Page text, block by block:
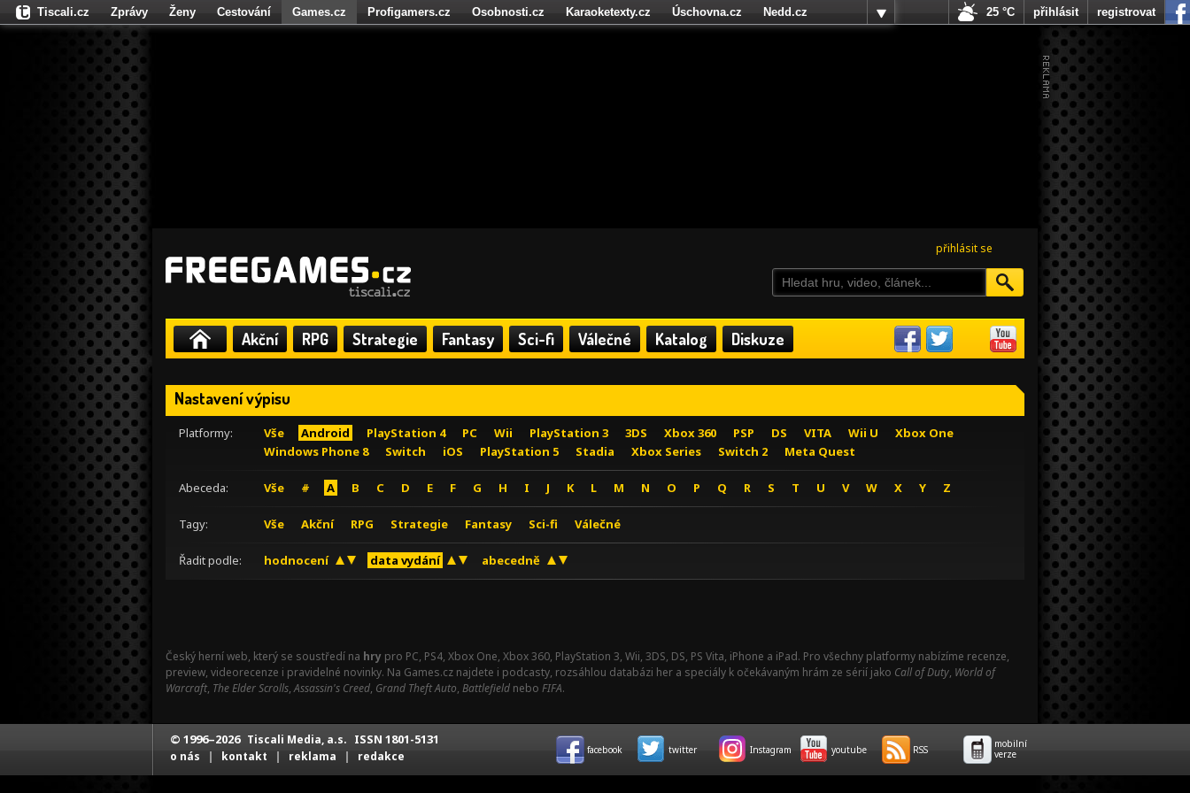
přihlásit se
Akční RPG Strategie Fantasy Sci-fi Válečné Katalog Diskuze
Nastavení výpisu
Platformy: Vše Android PlayStation 4 PC Wii PlayStation 3 3DS Xbox 360 PSP DS VITA Wii U
Xbox One
Windows Phone 8
Switch iOS PlayStation 5 Stadia Xbox Series Switch 2 Meta Quest
Abeceda: Vše # A B C D E F G H I J K L M N O P Q R S T U V W X Y Z
Tagy: Vše Akční RPG Strategie Fantasy Sci-fi Válečné
Řadit podle: hodnocení data vydání abecedně
Český herní web, který se soustředí na hry pro PC, PS4, Xbox One, Xbox 360, PlayStation 3, Wii, 3DS, DS, PS Vita, iPhone a iPad. Pro všechny platformy nabízíme recenze,
preview, videorecenze i pravidelné novinky. Na Games.cz najdete i podcasty, rozsáhlou databázi her a speciály k očekávaným hrám ze sérií jako Call of Duty, World of
Warcraft, The Elder Scrolls,Assassin's Creed, Grand Theft Auto, Battlefield nebo FIFA.
Tiscali.cz Zprávy Ženy Cestování Games.cz Profigamers.cz Osobnosti.cz Karaoketexty.cz Úschovna.cz
Nedd.cz
Fights.cz
25 °C přihlásit registrovat
© 1996–2026 Tiscali Media, a.s. ISSN 1801-5131
o nás | kontakt | reklama | redakce facebook twitter Instagram youtube RSS
mobilní
verze